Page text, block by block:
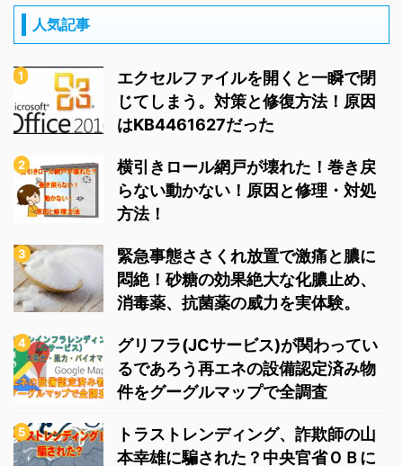
人気記事
エクセルファイルを開くと一瞬で閉
じてしまう。対策と修復方法！原因
はKB4461627だった
横引きロール網戸が壊れた！巻き戻
らない動かない！原因と修理・対処
方法！
緊急事態ささくれ放置で激痛と膿に
悶絶！砂糖の効果絶大な化膿止め、
消毒薬、抗菌薬の威力を実体験。
グリフラ(JCサービス)が関わってい
るであろう再エネの設備認定済み物
件をグーグルマップで全調査
トラストレンディング、詐欺師の山
本幸雄に騙された？中央官省ＯＢに